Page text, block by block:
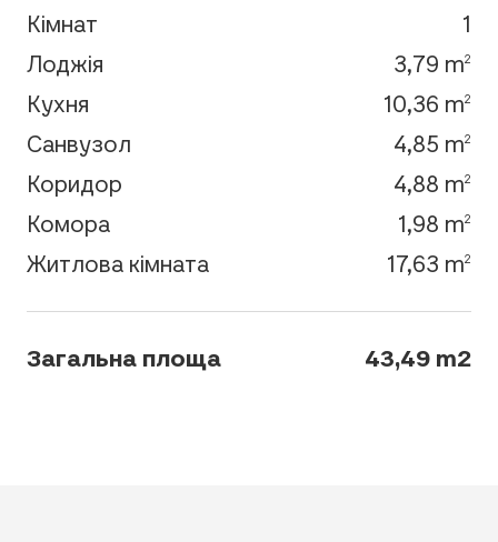
Кімнат
1
Лоджія
3,79 m2
Кухня 10,36 m2
Санвузол 4,85 m2
Коридор 4,88 m2
Комора 1,98 m2
Житлова кімната 17,63 m2
Загальна площа 43,49 m2